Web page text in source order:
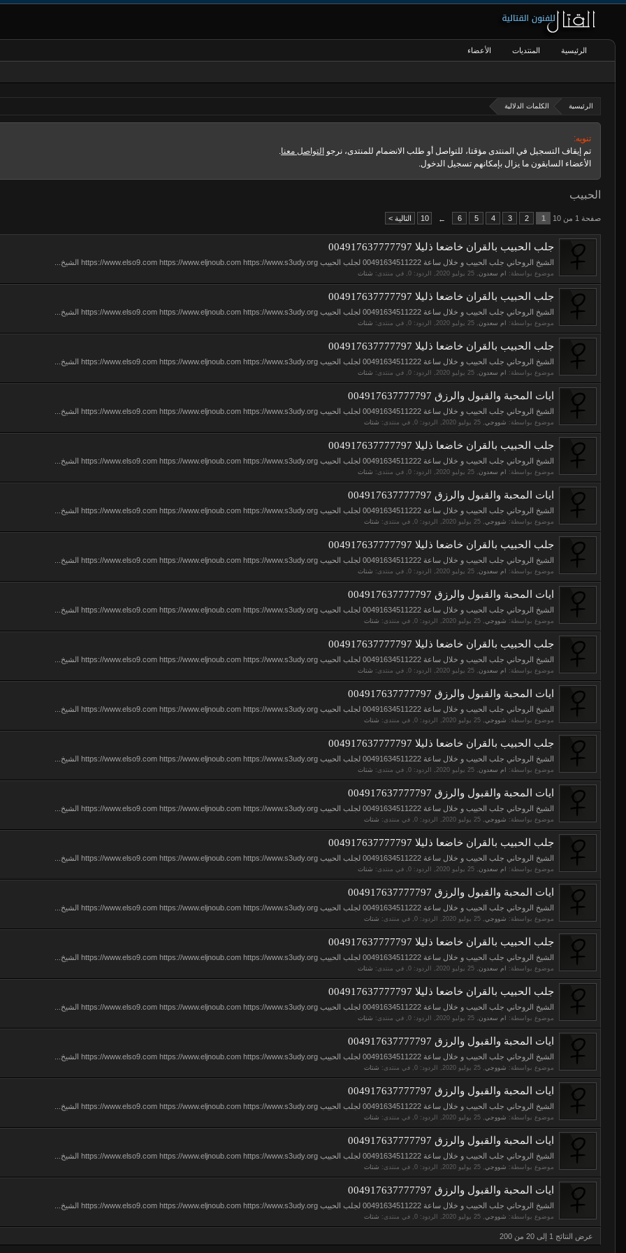
الرئيسية الكلمات الدلالية
تنويه:
تم إيقاف التسجيل في المنتدى مؤقتا، للتواصل أو طلب الانضمام للمنتدى، نرجو التواصل معنا.
الأعضاء السابقون ما يزال بإمكانهم تسجيل الدخول.
الحبيب
صفحة 1 من 10 1
2
3
4
5
6
←
10 التالية >
جلب الحبيب بالقران خاضعا ذليلا 004917637777797
الشيخ الروحاني جلب الحبيب و خلال ساعة 00491634511222 لجلب الحبيب https://www.elso9.com https://www.eljnoub.com https://www.s3udy.org الشيخ...
موضوع بواسطة: ام سعدون, , الردود: 0, في منتدى: شتات
جلب الحبيب بالقران خاضعا ذليلا 004917637777797
الشيخ الروحاني جلب الحبيب و خلال ساعة 00491634511222 لجلب الحبيب https://www.elso9.com https://www.eljnoub.com https://www.s3udy.org الشيخ...
موضوع بواسطة: ام سعدون, , الردود: 0, في منتدى: شتات
جلب الحبيب بالقران خاضعا ذليلا 004917637777797
الشيخ الروحاني جلب الحبيب و خلال ساعة 00491634511222 لجلب الحبيب https://www.elso9.com https://www.eljnoub.com https://www.s3udy.org الشيخ...
موضوع بواسطة: ام سعدون, , الردود: 0, في منتدى: شتات
ايات المحبة والقبول والرزق 004917637777797
الشيخ الروحاني جلب الحبيب و خلال ساعة 00491634511222 لجلب الحبيب https://www.elso9.com https://www.eljnoub.com https://www.s3udy.org الشيخ...
موضوع بواسطة: شووجي, , الردود: 0, في منتدى: شتات
جلب الحبيب بالقران خاضعا ذليلا 004917637777797
الشيخ الروحاني جلب الحبيب و خلال ساعة 00491634511222 لجلب الحبيب https://www.elso9.com https://www.eljnoub.com https://www.s3udy.org الشيخ...
موضوع بواسطة: ام سعدون, , الردود: 0, في منتدى: شتات
ايات المحبة والقبول والرزق 004917637777797
الشيخ الروحاني جلب الحبيب و خلال ساعة 00491634511222 لجلب الحبيب https://www.elso9.com https://www.eljnoub.com https://www.s3udy.org الشيخ...
موضوع بواسطة: شووجي, , الردود: 0, في منتدى: شتات
جلب الحبيب بالقران خاضعا ذليلا 004917637777797
الشيخ الروحاني جلب الحبيب و خلال ساعة 00491634511222 لجلب الحبيب https://www.elso9.com https://www.eljnoub.com https://www.s3udy.org الشيخ...
موضوع بواسطة: ام سعدون, , الردود: 0, في منتدى: شتات
ايات المحبة والقبول والرزق 004917637777797
الشيخ الروحاني جلب الحبيب و خلال ساعة 00491634511222 لجلب الحبيب https://www.elso9.com https://www.eljnoub.com https://www.s3udy.org الشيخ...
موضوع بواسطة: شووجي, , الردود: 0, في منتدى: شتات
جلب الحبيب بالقران خاضعا ذليلا 004917637777797
الشيخ الروحاني جلب الحبيب و خلال ساعة 00491634511222 لجلب الحبيب https://www.elso9.com https://www.eljnoub.com https://www.s3udy.org الشيخ...
موضوع بواسطة: ام سعدون, , الردود: 0, في منتدى: شتات
ايات المحبة والقبول والرزق 004917637777797
الشيخ الروحاني جلب الحبيب و خلال ساعة 00491634511222 لجلب الحبيب https://www.elso9.com https://www.eljnoub.com https://www.s3udy.org الشيخ...
موضوع بواسطة: شووجي, , الردود: 0, في منتدى: شتات
جلب الحبيب بالقران خاضعا ذليلا 004917637777797
الشيخ الروحاني جلب الحبيب و خلال ساعة 00491634511222 لجلب الحبيب https://www.elso9.com https://www.eljnoub.com https://www.s3udy.org الشيخ...
موضوع بواسطة: ام سعدون, , الردود: 0, في منتدى: شتات
ايات المحبة والقبول والرزق 004917637777797
الشيخ الروحاني جلب الحبيب و خلال ساعة 00491634511222 لجلب الحبيب https://www.elso9.com https://www.eljnoub.com https://www.s3udy.org الشيخ...
موضوع بواسطة: شووجي, , الردود: 0, في منتدى: شتات
جلب الحبيب بالقران خاضعا ذليلا 004917637777797
الشيخ الروحاني جلب الحبيب و خلال ساعة 00491634511222 لجلب الحبيب https://www.elso9.com https://www.eljnoub.com https://www.s3udy.org الشيخ...
موضوع بواسطة: ام سعدون, , الردود: 0, في منتدى: شتات
ايات المحبة والقبول والرزق 004917637777797
الشيخ الروحاني جلب الحبيب و خلال ساعة 00491634511222 لجلب الحبيب https://www.elso9.com https://www.eljnoub.com https://www.s3udy.org الشيخ...
موضوع بواسطة: شووجي, , الردود: 0, في منتدى: شتات
جلب الحبيب بالقران خاضعا ذليلا 004917637777797
الشيخ الروحاني جلب الحبيب و خلال ساعة 00491634511222 لجلب الحبيب https://www.elso9.com https://www.eljnoub.com https://www.s3udy.org الشيخ...
موضوع بواسطة: ام سعدون, , الردود: 0, في منتدى: شتات
جلب الحبيب بالقران خاضعا ذليلا 004917637777797
الشيخ الروحاني جلب الحبيب و خلال ساعة 00491634511222 لجلب الحبيب https://www.elso9.com https://www.eljnoub.com https://www.s3udy.org الشيخ...
موضوع بواسطة: ام سعدون, , الردود: 0, في منتدى: شتات
ايات المحبة والقبول والرزق 004917637777797
الشيخ الروحاني جلب الحبيب و خلال ساعة 00491634511222 لجلب الحبيب https://www.elso9.com https://www.eljnoub.com https://www.s3udy.org الشيخ...
موضوع بواسطة: شووجي, , الردود: 0, في منتدى: شتات
ايات المحبة والقبول والرزق 004917637777797
الشيخ الروحاني جلب الحبيب و خلال ساعة 00491634511222 لجلب الحبيب https://www.elso9.com https://www.eljnoub.com https://www.s3udy.org الشيخ...
موضوع بواسطة: شووجي, , الردود: 0, في منتدى: شتات
ايات المحبة والقبول والرزق 004917637777797
الشيخ الروحاني جلب الحبيب و خلال ساعة 00491634511222 لجلب الحبيب https://www.elso9.com https://www.eljnoub.com https://www.s3udy.org الشيخ...
موضوع بواسطة: شووجي, , الردود: 0, في منتدى: شتات
ايات المحبة والقبول والرزق 004917637777797
الشيخ الروحاني جلب الحبيب و خلال ساعة 00491634511222 لجلب الحبيب https://www.elso9.com https://www.eljnoub.com https://www.s3udy.org الشيخ...
موضوع بواسطة: شووجي, , الردود: 0, في منتدى: شتات
عرض النتائج 1 إلى 20 من 200
الرئيسية المنتديات الأعضاء